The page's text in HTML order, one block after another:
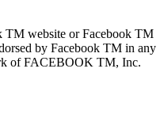
TM website or Facebook TM
by Facebook TM in any
of FACEBOOK TM, Inc.